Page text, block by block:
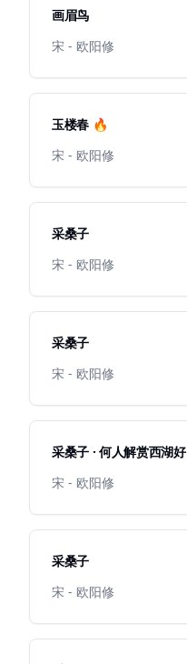
画眉鸟
宋 - 欧阳修
玉楼春 🔥
宋 - 欧阳修
采桑子
宋 - 欧阳修
采桑子
宋 - 欧阳修
采桑子 · 何人解赏西湖好
宋 - 欧阳修
采桑子
宋 - 欧阳修